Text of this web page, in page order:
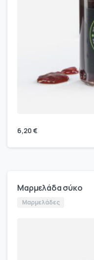
6,20 €
Μαρμελάδα σύκο
Μαρμελάδες